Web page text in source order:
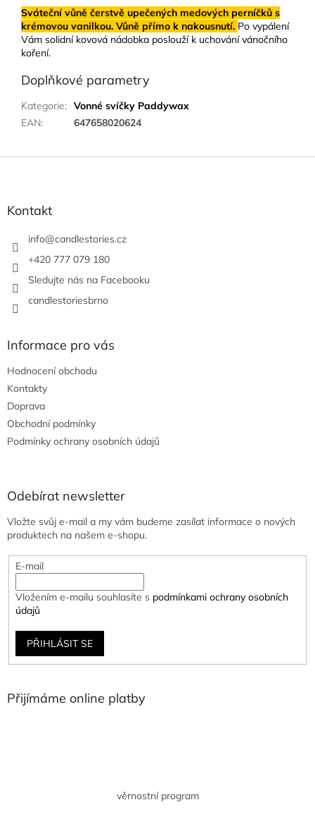
Sváteční vůně čerstvě upečených medových perníčků s
krémovou vanilkou. Vůně přímo k nakousnutí. Po vypálení
Vám solidní kovová nádobka poslouží k uchování vánočního
koření.
Doplňkové parametry
Kategorie: Vonné svíčky Paddywax
EAN: 647658020624
Kontakt
info@candlestories.cz
+420 777 079 180
Sledujte nás na Facebooku
candlestoriesbrno
Informace pro vás
Hodnocení obchodu
Kontakty
Doprava
Obchodní podmínky
Podmínky ochrany osobních údajů
Odebírat newsletter
Vložte svůj e-mail a my vám budeme zasílat informace o nových
produktech na našem e-shopu.
E-mail
Vložením e-mailu souhlasíte s podmínkami ochrany osobních
údajů
PŘIHLÁSIT SE
Přijímáme online platby
věrnostní program